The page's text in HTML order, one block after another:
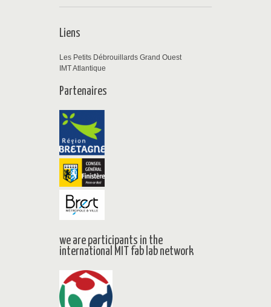
Liens
Les Petits Débrouillards Grand Ouest
IMT Atlantique
Partenaires
we are participants in the
international MIT fab lab network